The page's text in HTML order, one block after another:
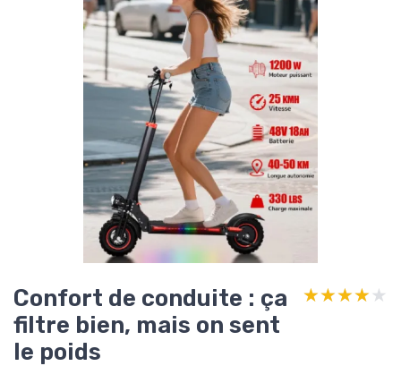
Confort de conduite : ça
filtre bien, mais on sent
le poids
★★★★★
★★★★★